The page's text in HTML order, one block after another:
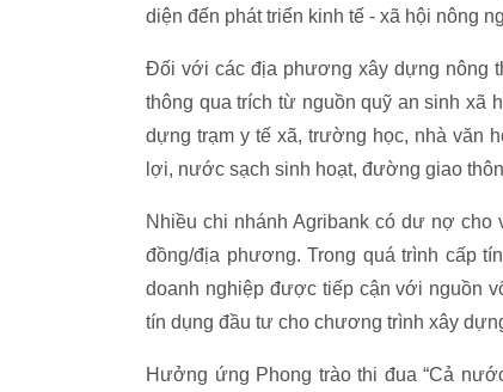
diện đến phát triển kinh tế - xã hội nông
Đối với các địa phương xây dựng nông
thông qua trích từ nguồn quỹ an sinh xã
dựng trạm y tế xã, trường học, nhà văn
lợi, nước sạch sinh hoạt, đường giao
Nhiều chi nhánh Agribank có dư nợ
đồng/địa phương. Trong quá trình cấp
doanh nghiệp được tiếp cận với nguồn
tín dụng đầu tư cho chương trình xây
Hưởng ứng Phong trào thi đua “Cả